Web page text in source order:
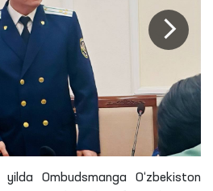
Ombudsmanga O‘zbekiston